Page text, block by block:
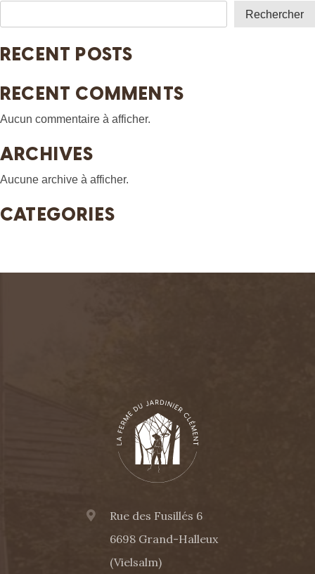
L’ARTICLE
Rechercher
RECENT POSTS
RECENT COMMENTS
Aucun commentaire à afficher.
ARCHIVES
Aucune archive à afficher.
CATEGORIES
Rue des Fusillés 6
6698 Grand-Halleux
(Vielsalm)